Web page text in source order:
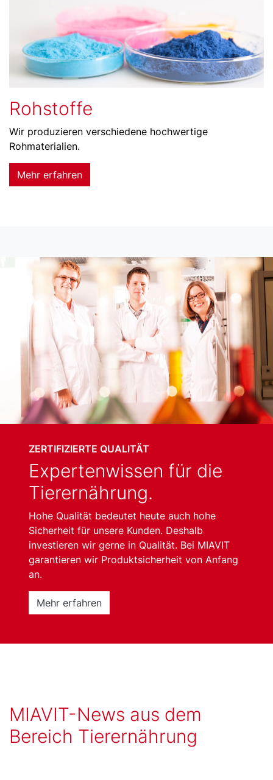
Rohstoffe
Wir produzieren verschiedene hochwertige
Rohmaterialien.
Mehr erfahren
ZERTIFIZIERTE QUALITÄT
Expertenwissen für die
Tierernährung.
Hohe Qualität bedeutet heute auch hohe
Sicherheit für unsere Kunden. Deshalb
investieren wir gerne in Qualität. Bei MIAVIT
garantieren wir Produktsicherheit von Anfang
an.
Mehr erfahren
MIAVIT-News aus dem
Bereich Tierernährung